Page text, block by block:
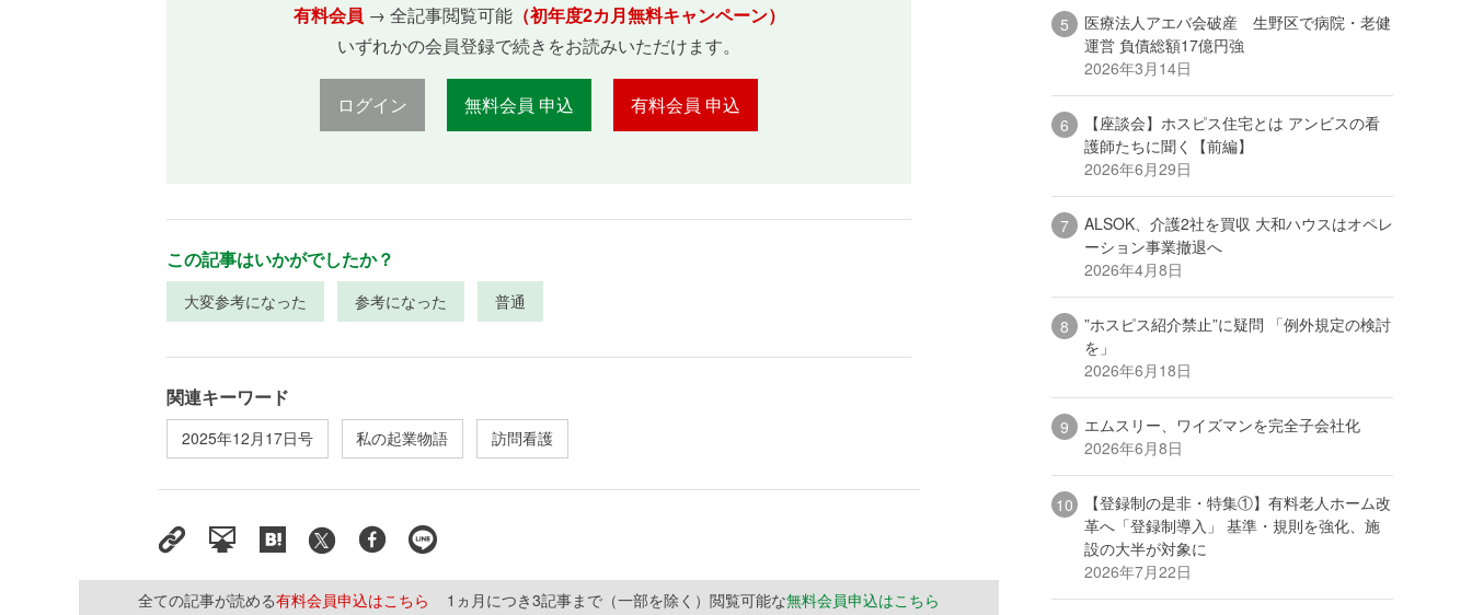
有料会員 → 全記事閲覧可能（初年度2カ月無料キャンペーン）
いずれかの会員登録で続きをお読みいただけます。
ログイン 無料会員 申込 有料会員 申込
この記事はいかがでしたか？
大変参考になった 参考になった 普通
関連キーワード
2025年12月17日号 私の起業物語 訪問看護
全ての記事が読める有料会員申込はこちら 1ヵ月につき3記事まで（一部を除く）閲覧可能な無料会員申込はこちら
医療法人アエバ会破産 生野区で病院・老健
運営 負債総額17億円強
2026年3月14日
【座談会】ホスピス住宅とは アンビスの看
護師たちに聞く【前編】
2026年6月29日
ALSOK、介護2社を買収 大和ハウスはオペレ
ーション事業撤退へ
2026年4月8日
”ホスピス紹介禁止”に疑問 「例外規定の検討
を」
2026年6月18日
エムスリー、ワイズマンを完全子会社化
2026年6月8日
【登録制の是非・特集①】有料老人ホーム改
革へ「登録制導入」 基準・規則を強化、施
設の大半が対象に
2026年7月22日